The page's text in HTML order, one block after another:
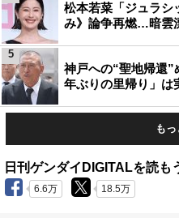
松本若菜「ジュラシ
み》論争再燃…暗雲
神戸への“聖地帰還
年ぶりの里帰り」は
5
も
日刊ゲンダイDIGITALを読も
6.6万 18.5万